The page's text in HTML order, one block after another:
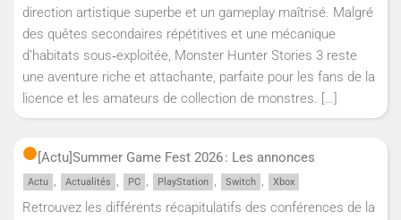
direction artistique superbe et un gameplay maîtrisé. Malgré
des quêtes secondaires répétitives et une mécanique
d’habitats sous‑exploitée, Monster Hunter Stories 3 reste
une aventure riche et attachante, parfaite pour les fans de la
licence et les amateurs de collection de monstres. […]
[Actu]Summer Game Fest 2026 : Les annonces
Actu , Actualités , PC , PlayStation , Switch , Xbox
Retrouvez les différents récapitulatifs des conférences de la